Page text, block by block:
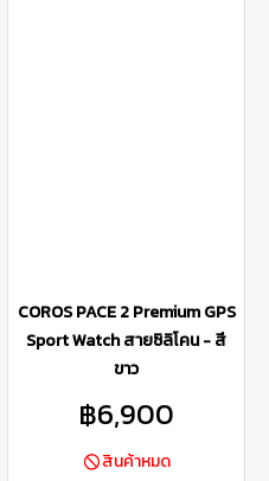
COROS PACE 2 Premium GPS
Sport Watch สายซิลิโคน - สี
ขาว
฿6,900
สินค้าหมด